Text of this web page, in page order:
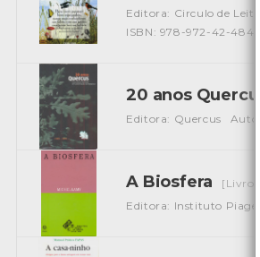
Editora: Circulo de
ISBN: 978-972-42-
20 anos
Editora: Quercus
A Biosfera
[Livros]
Editora: Instituto Piaget